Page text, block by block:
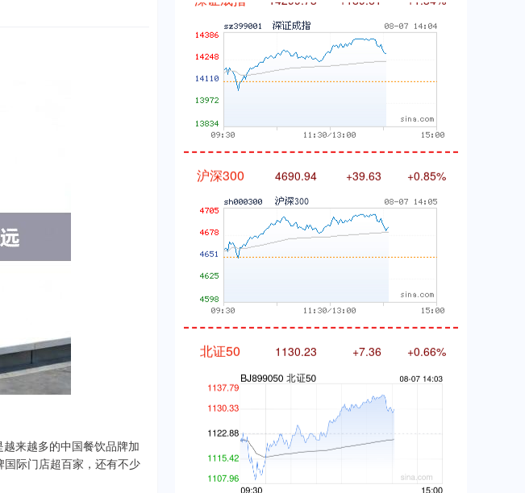
来越多的中国餐饮品牌加
际门店超百家，还有不少
沪深300 4690.94 +39.63 +0.85%
北证50 1130.23 +7.36 +0.66%